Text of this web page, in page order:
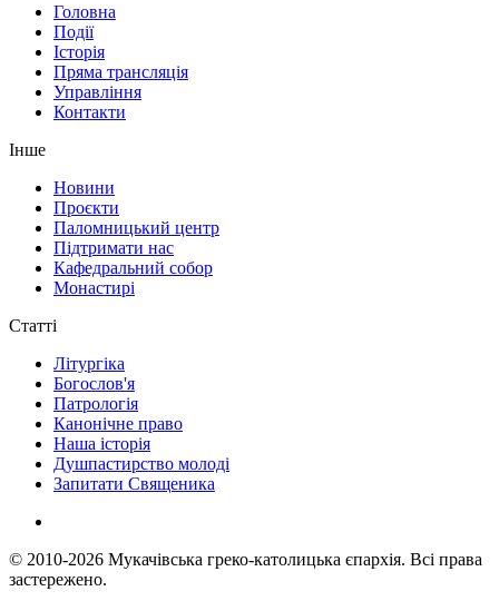
Головна
Події
Історія
Пряма трансляція
Управління
Контакти
Інше
Новини
Проєкти
Паломницький центр
Підтримати нас
Кафедральний собор
Монастирі
Статті
Літургіка
Богослов'я
Патрологія
Канонічне право
Наша історія
Душпастирство молоді
Запитати Священика
© 2010-2026 Мукачівська греко-католицька єпархія. Всі права
застережено.